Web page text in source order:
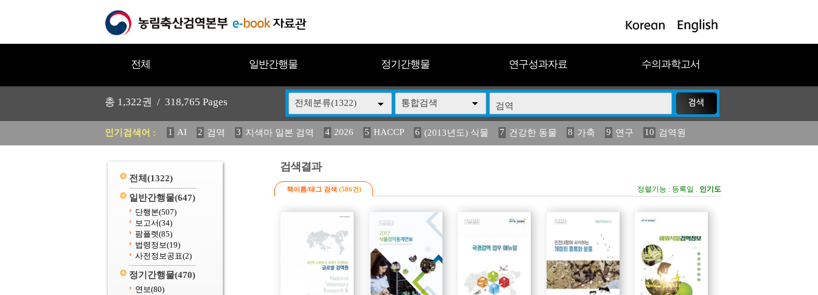
전체 일반간행물 정기간행물 연구성과자료 수의과학고서
총 1,322권 / 318,765 Pages 전체분류(1322) 통합검색
인기검색어 : 1 AI 2 검역 3 지색마 일본 검역 4 2026 5 HACCP 6 (2013년도) 식물 7 건강한 동물 8 가축 9 연구 10 검역원
11 2025 12 중독성 식물 도감 13 (2013년도) 식 14 媛 異 15 구제역 16 관리 17 연보 18 농림수산 19 2023
전체 (1322)
일반간행물(647)
단행본(507)
보고서(34)
팜플렛(85)
법령정보(19)
사전정보공표(2)
정기간행물(470)
연보(80)
검색결과
책이름/태그 검색 (586건) 정렬기능 : 등록일 . 인기도